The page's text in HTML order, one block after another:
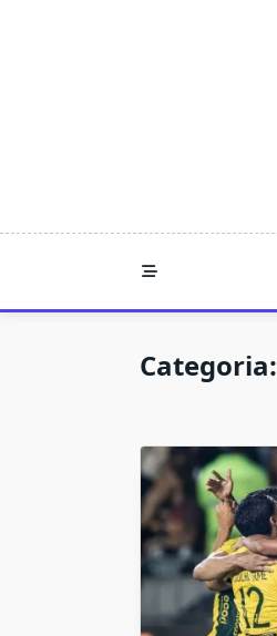
Categoria: